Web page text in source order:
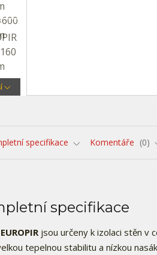
specifikace Komentáře 0
specifikace
EUROPIR jsou určeny k izolaci stěn v
tepelnou stabilitu a nízkou